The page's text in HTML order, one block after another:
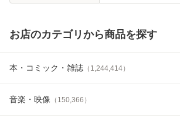
お店のカテゴリから商品を探す
本・コミック・雑誌 （ 1,244,414）
音楽・映像 （ 150,366 ）